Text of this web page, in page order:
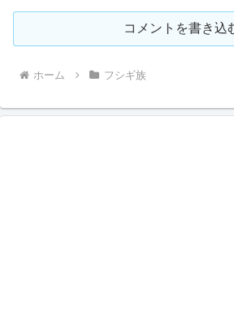
コメントを書き込
ホーム フシギ族